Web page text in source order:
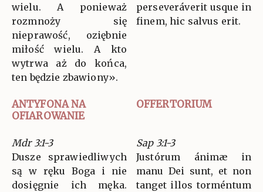
wielu. A ponieważ
rozmnoży się
nieprawość, oziębnie
miłość wielu. A kto
wytrwa aż do końca,
ten będzie zbawiony».
perseveráverit usque in
finem, hic salvus erit.
ANTYFONA NA
OFIAROWANIE
OFFERTORIUM
Mdr 3:1-3
Dusze sprawiedliwych
są w ręku Boga i nie
dosięgnie ich męka.
Sap 3:1-3
Justórum ánimæ in
manu Dei sunt, et non
tanget illos torméntum